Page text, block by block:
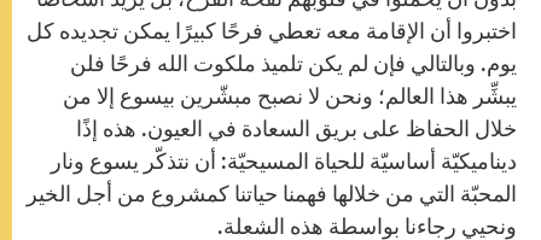
اختبروا أن الإقامة معه تعطي فرحًا كبيرًا يمكن تجديده كل
يوم. وبالتالي فإن لم يكن تلميذ ملكوت الله فرحًا فلن
يبشِّر هذا العالم؛ ونحن لا نصبح مبشّرين بيسوع إلا من
خلال الحفاظ على بريق السعادة في العيون. هذه إذًا
ديناميكيّة أساسيّة للحياة المسيحيّة: أن نتذكّر يسوع ونار
المحبّة التي من خلالها فهمنا حياتنا كمشروع من أجل الخير
ونحيي رجاءنا بواسطة هذه الشعلة. ‏